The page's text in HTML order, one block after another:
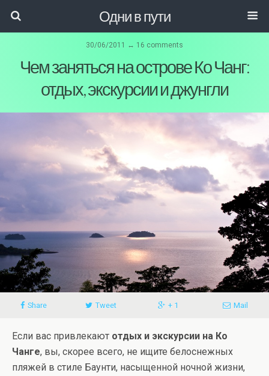
Одни в пути
30/06/2011 ↔ 16 comments
Чем заняться на острове Ко Чанг:
отдых, экскурсии и джунгли
Share Tweet + 1 Mail
Если вас привлекают отдых и экскурсии на Ко
Чанге, вы, скорее всего, не ищите белоснежных
пляжей в стиле Баунти, насыщенной ночной жизни,